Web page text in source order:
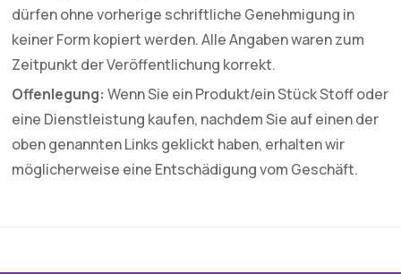
dürfen ohne vorherige schriftliche Genehmigung in
keiner Form kopiert werden. Alle Angaben waren zum
Zeitpunkt der Veröffentlichung korrekt.
Offenlegung: Wenn Sie ein Produkt/ein Stück Stoff oder
eine Dienstleistung kaufen, nachdem Sie auf einen der
oben genannten Links geklickt haben, erhalten wir
möglicherweise eine Entschädigung vom Geschäft.